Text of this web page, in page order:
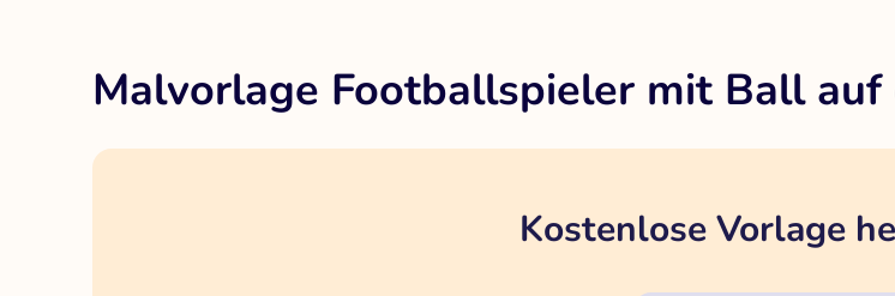
Malvorlage Footballspieler mit Ball
Kostenlose Vorlage